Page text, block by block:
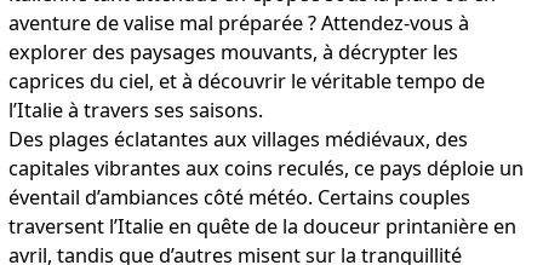
aventure de valise mal préparée ? Attendez-vous à
explorer des paysages mouvants, à décrypter les
caprices du ciel, et à découvrir le véritable tempo de
l’Italie à travers ses saisons.
Des plages éclatantes aux villages médiévaux, des
capitales vibrantes aux coins reculés, ce pays déploie un
éventail d’ambiances côté météo. Certains couples
traversent l’Italie en quête de la douceur printanière en
avril, tandis que d’autres misent sur la tranquillité